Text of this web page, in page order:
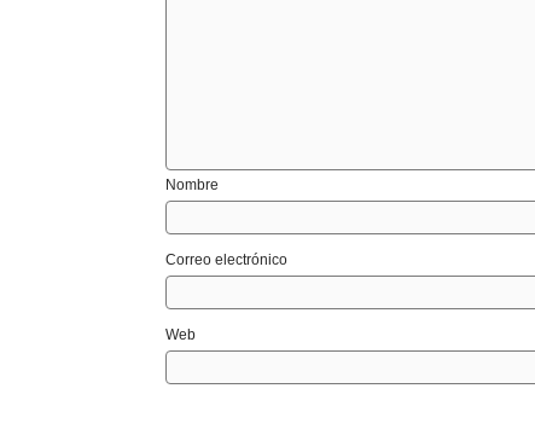
Nombre
Correo electrónico
Web